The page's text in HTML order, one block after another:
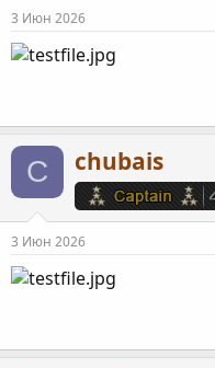
3 Июн 2026
C chubais
3 Июн 2026